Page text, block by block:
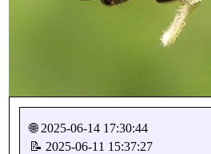
🌐 2025-06-14 17:30:44
📝 2025-06-11 15:37:27